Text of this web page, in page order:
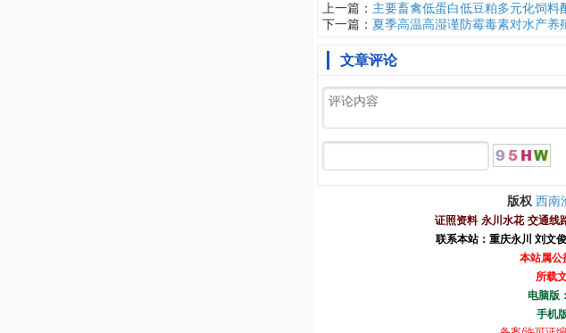
上一篇： 主要畜禽低蛋白低豆粕多元化饲料
下一篇： 夏季高温高湿谨防霉毒素对水产养
文章评论
版权 西南
证照资料 永川水花 交通线
联系本站：重庆永川 刘文俊
本站属公
所载
电脑版：
手机